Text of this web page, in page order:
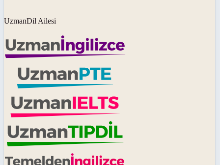
UzmanDil Ailesi